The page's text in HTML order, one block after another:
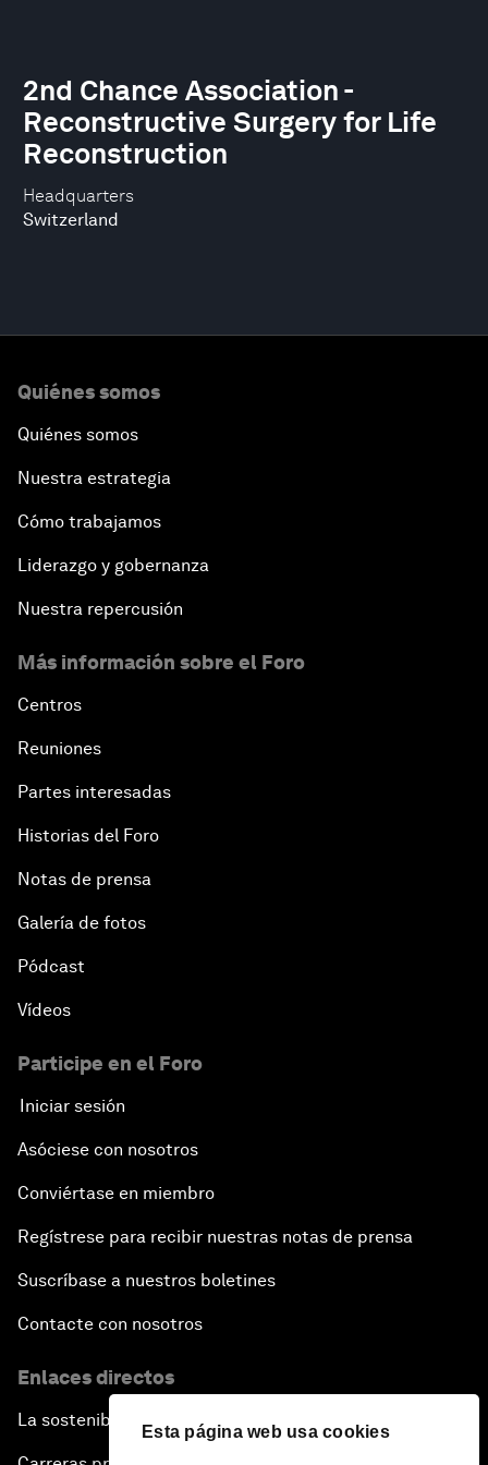
Esta página web usa cookies
Headquarters
Switzerland
2nd Chance Association -
Reconstructive Surgery for Life
Reconstruction
Quiénes somos
Quiénes somos
Nuestra estrategia
Cómo trabajamos
Liderazgo y gobernanza
Nuestra repercusión
Más información sobre el Foro
Centros
Reuniones
Partes interesadas
Historias del Foro
Notas de prensa
Galería de fotos
Pódcast
Vídeos
Participe en el Foro
Iniciar sesión
Asóciese con nosotros
Conviértase en miembro
Regístrese para recibir nuestras notas de prensa
Suscríbase a nuestros boletines
Contacte con nosotros
Enlaces directos
La sostenibilidad en el Foro